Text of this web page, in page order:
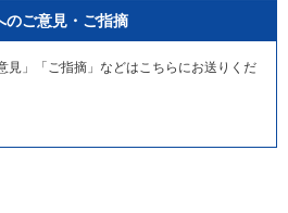
のご意見・ご指摘
見」「ご指摘」などはこちらにお送りくだ